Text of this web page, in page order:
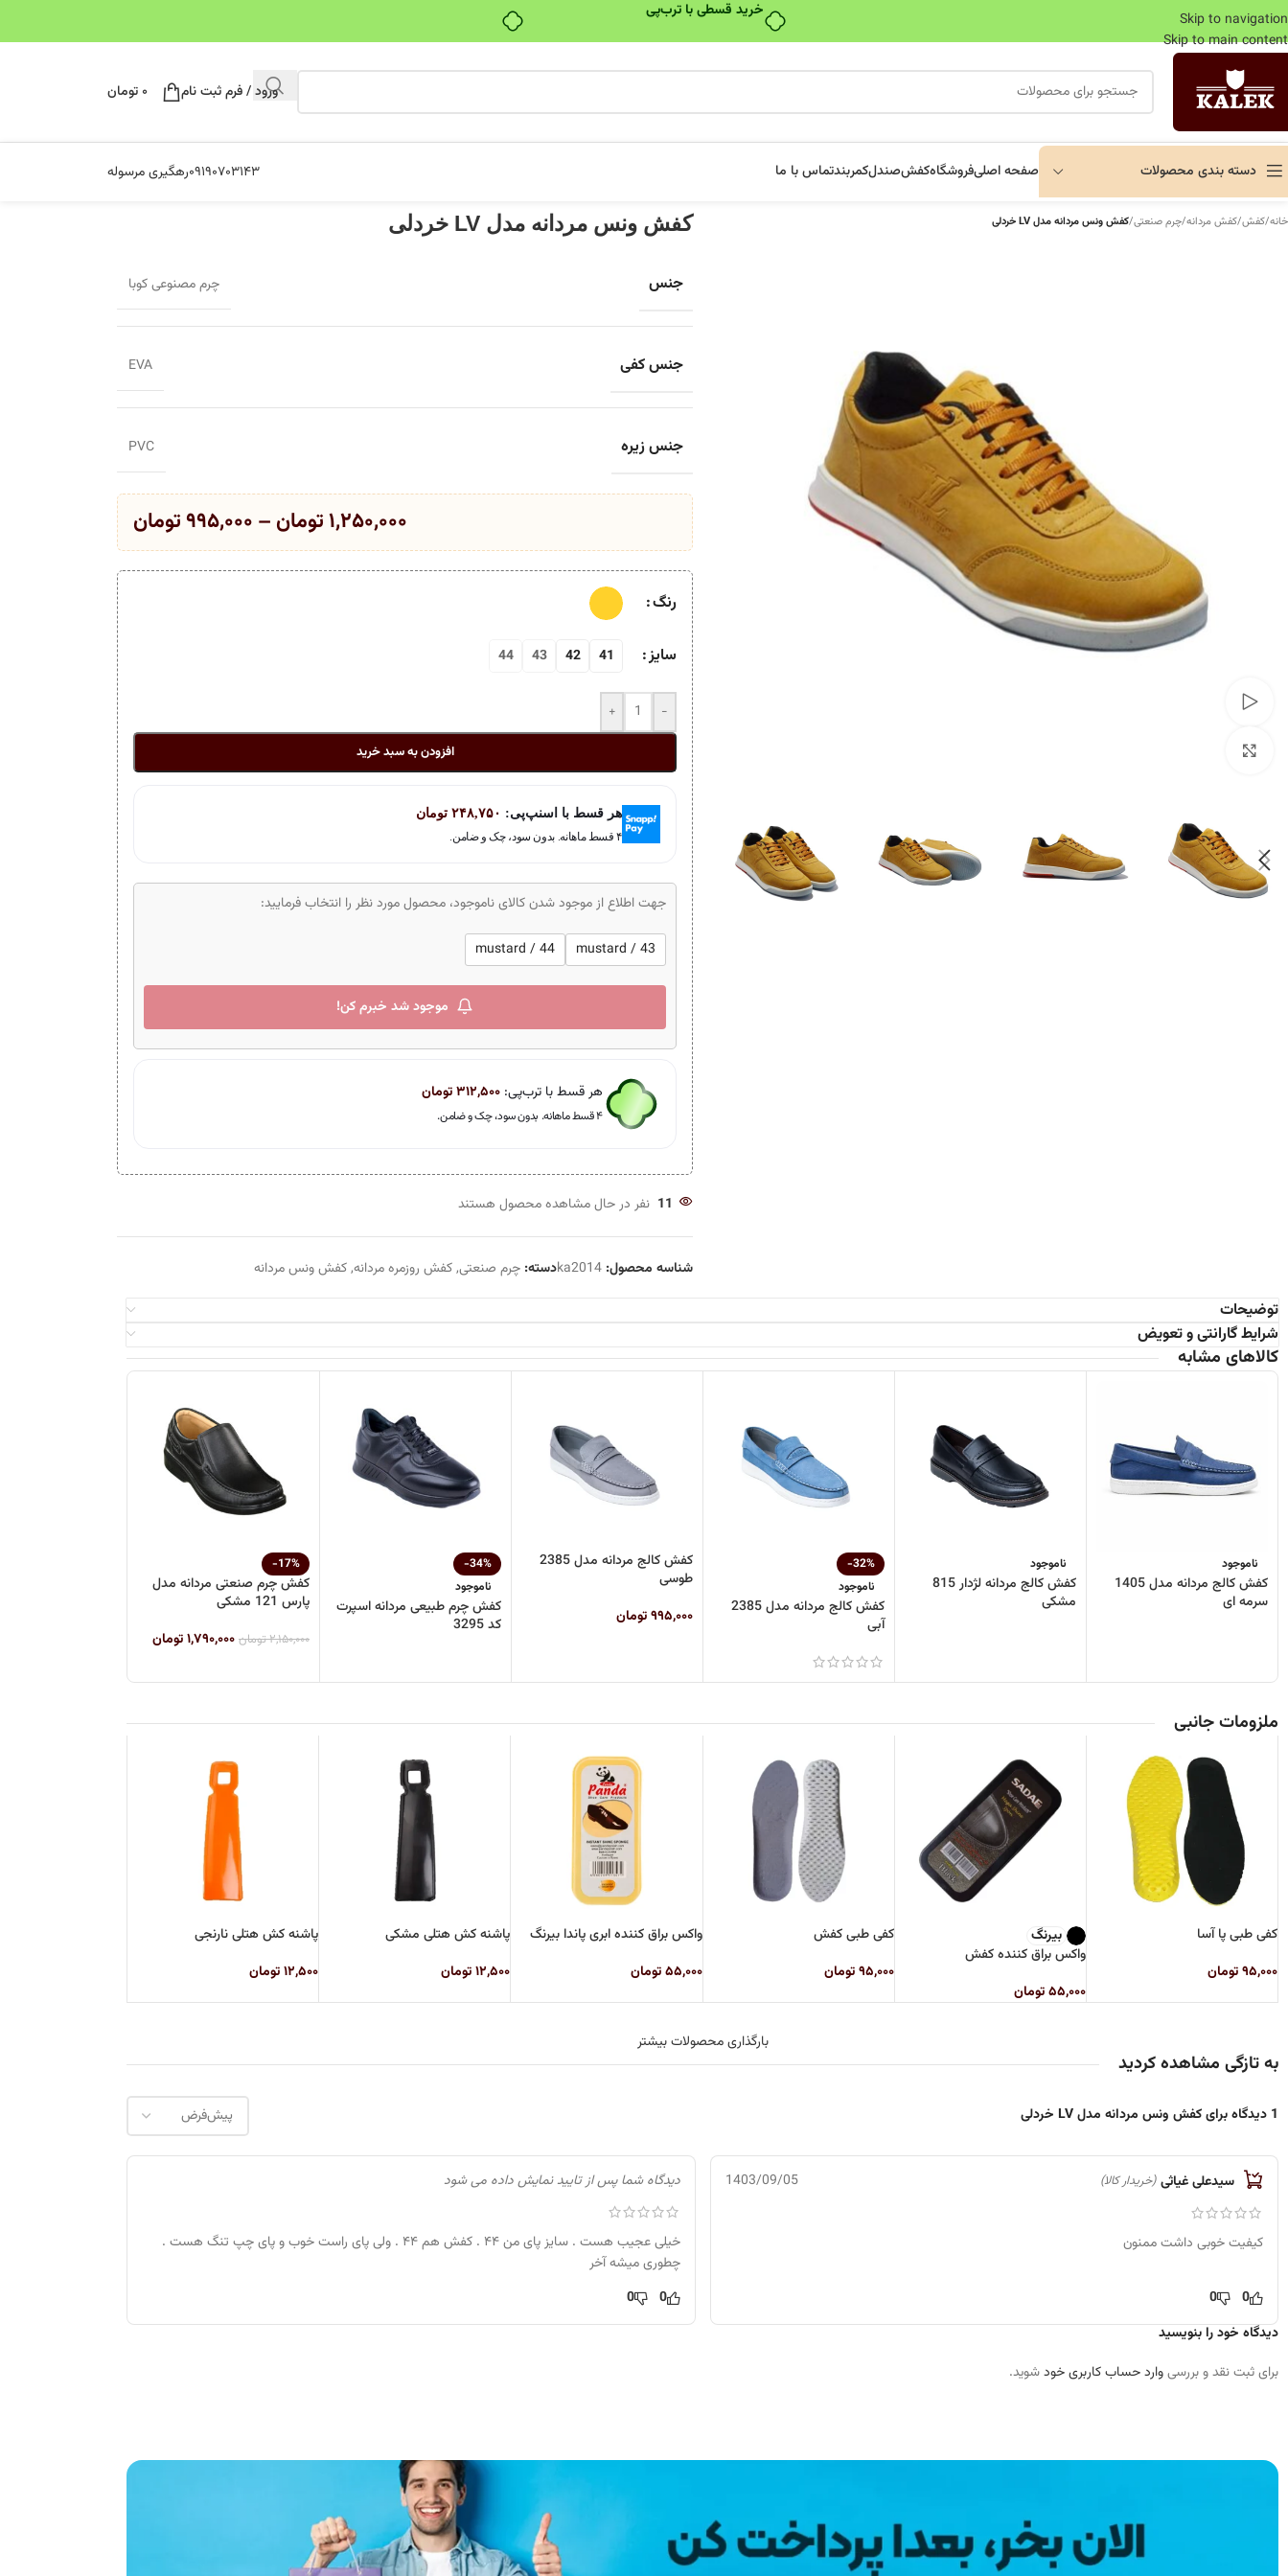
۴ قسط، بدون کارمزد
Skip to navigation
Skip to main content
ورود / فرم ثبت نام ۰ تومان
دسته بندی محصولات صفحه اصلیفروشگاهکفشصندلکمربندتماس با ما ۰۹۱۹۰۷۰۳۱۴۳رهگیری مرسوله
خانه/کفش/کفش مردانه/چرم صنعتی/کفش ونس مردانه مدل LV خردلی کفش ونس مردانه مدل LV خردلی
جنس چرم مصنوعی کوبا
جنس کفی EVA
جنس زیره PVC
۱,۲۵۰,۰۰۰تومان – ۹۹۵,۰۰۰تومان
رنگ
سایز 41
42
43
44
-
+
افزودن به سبد خرید
هر قسط با اسنپ‌پی: ۲۴۸,۷۵۰ تومان
۴ قسط ماهانه. بدون سود، چک و ضامن.
جهت اطلاع از موجود شدن کالای ناموجود، محصول مورد نظر را انتخاب فرمایید:
mustard / 43
mustard / 44
موجود شد خبرم کن!
هر قسط با ترب‌پی: ۳۱۲,۵۰۰تومان
۴ قسط ماهانه. بدون سود، چک و ضامن.
11 نفر در حال مشاهده محصول هستند
شناسه محصول: ka2014دسته: چرم صنعتی,کفش روزمره مردانه,کفش ونس مردانه
توضیحات
شرایط گارانتی و تعویض
کالاهای مشابه
ناموجود
کفش کالج مردانه مدل 1405
سرمه ای
ناموجود
کفش کالج مردانه لژدار 815
مشکی
-32%
ناموجود
کفش کالج مردانه مدل 2385
آبی
کفش کالج مردانه مدل 2385
طوسی
۹۹۵,۰۰۰تومان
-34%
ناموجود
کفش چرم طبیعی مردانه اسپرت
کد 3295
-17%
کفش چرم صنعتی مردانه مدل
پارس 121 مشکی
۲,۱۵۰,۰۰۰تومان ۱,۷۹۰,۰۰۰تومان
ملزومات جانبی
کفی طبی پا آسا
۹۵,۰۰۰تومان
بیرنگ
واکس براق کننده کفش
۵۵,۰۰۰تومان
کفی طبی کفش
۹۵,۰۰۰تومان
واکس براق کننده ابری پاندا بیرنگ
۵۵,۰۰۰ تومان
پاشنه کش هتلی مشکی
۱۲,۵۰۰تومان
پاشنه کش هتلی نارنجی
۱۲,۵۰۰تومان
بارگذاری محصولات بیشتر
به تازگی مشاهده کردید
1 دیدگاه برای کفش ونس مردانه مدل LV خردلی
سیدعلی غیاثی (خریدار کالا) 1403/09/05
کیفیت خوبی داشت ممنون
0
0
دیدگاه شما پس از تایید نمایش داده می شود
خیلی عجیب هست . سایز پای من ۴۴ . کفش هم ۴۴ . ولی پای راست خوب و پای چپ تنگ هست .
چطوری میشه آخر
0
0
دیدگاه خود را بنویسید
برای ثبت نقد و بررسیوارد حساب کاربری خودشوید.